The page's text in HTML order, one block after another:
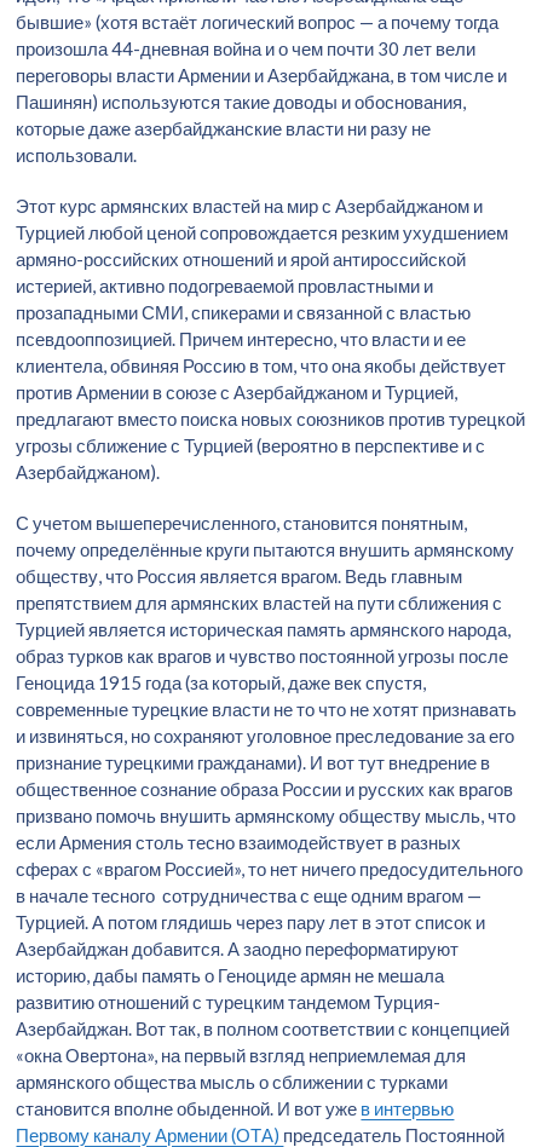
бывшие» (хотя встаёт логический вопрос — а почему тогда
произошла 44-дневная война и о чем почти 30 лет вели
переговоры власти Армении и Азербайджана, в том числе и
Пашинян) используются такие доводы и обоснования,
которые даже азербайджанские власти ни разу не
использовали.
Этот курс армянских властей на мир с Азербайджаном и
Турцией любой ценой сопровождается резким ухудшением
армяно-российских отношений и ярой антироссийской
истерией, активно подогреваемой провластными и
прозападными СМИ, спикерами и связанной с властью
псевдооппозицией. Причем интересно, что власти и ее
клиентела, обвиняя Россию в том, что она якобы действует
против Армении в союзе с Азербайджаном и Турцией,
предлагают вместо поиска новых союзников против турецкой
угрозы сближение с Турцией (вероятно в перспективе и с
Азербайджаном).
С учетом вышеперечисленного, становится понятным,
почему определённые круги пытаются внушить армянскому
обществу, что Россия является врагом. Ведь главным
препятствием для армянских властей на пути сближения с
Турцией является историческая память армянского народа,
образ турков как врагов и чувство постоянной угрозы после
Геноцида 1915 года (за который, даже век спустя,
современные турецкие власти не то что не хотят признавать
и извиняться, но сохраняют уголовное преследование за его
признание турецкими гражданами). И вот тут внедрение в
общественное сознание образа России и русских как врагов
призвано помочь внушить армянскому обществу мысль, что
если Армения столь тесно взаимодействует в разных
сферах с «врагом Россией», то нет ничего предосудительного
в начале тесного сотрудничества с еще одним врагом —
Турцией. А потом глядишь через пару лет в этот список и
Азербайджан добавится. А заодно переформатируют
историю, дабы память о Геноциде армян не мешала
развитию отношений с турецким тандемом Турция-
Азербайджан. Вот так, в полном соответствии с концепцией
«окна Овертона», на первый взгляд неприемлемая для
армянского общества мысль о сближении с турками
становится вполне обыденной. И вот уже в интервью
Первому каналу Армении (ОТА) председатель Постоянной